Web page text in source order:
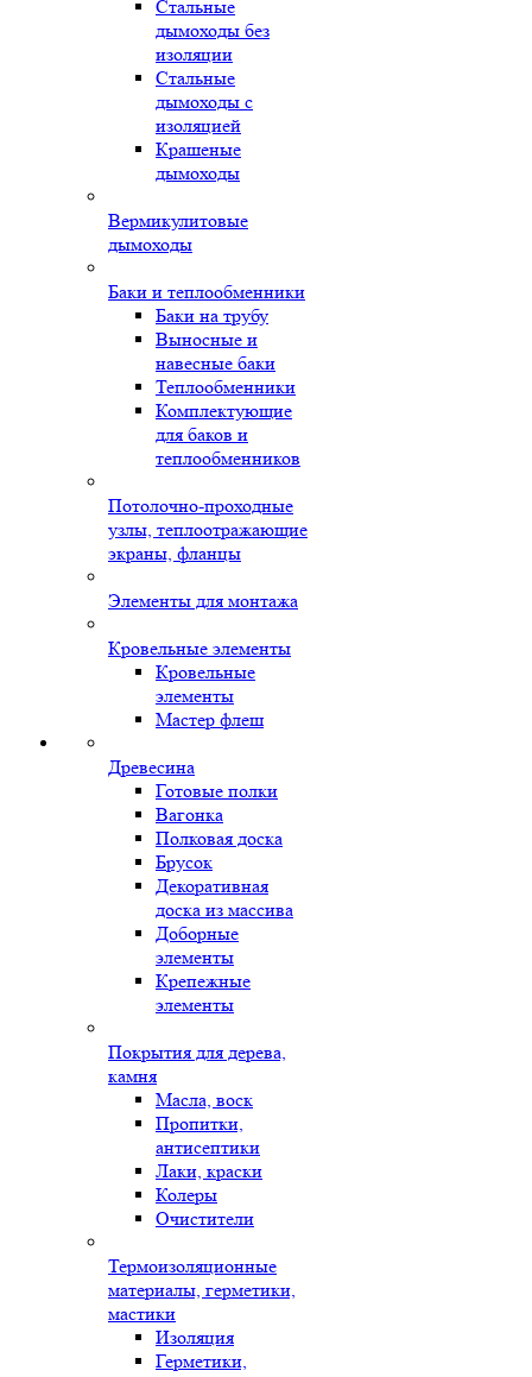
Стальные
дымоходы без
изоляции
Стальные
дымоходы с
изоляцией
Крашеные
дымоходы
Вермикулитовые
дымоходы
Баки и теплообменники
Баки на трубу
Выносные и
навесные баки
Теплообменники
Комплектующие
для баков и
теплообменников
Потолочно-проходные
узлы, теплоотражающие
экраны, фланцы
Элементы для монтажа
Кровельные элементы
Кровельные
элементы
Мастер флеш
Древесина
Готовые полки
Вагонка
Полковая доска
Брусок
Декоративная
доска из массива
Доборные
элементы
Крепежные
элементы
Покрытия для дерева,
камня
Масла, воск
Пропитки,
антисептики
Лаки, краски
Колеры
Очистители
Термоизоляционные
материалы, герметики,
мастики
Изоляция
Герметики,